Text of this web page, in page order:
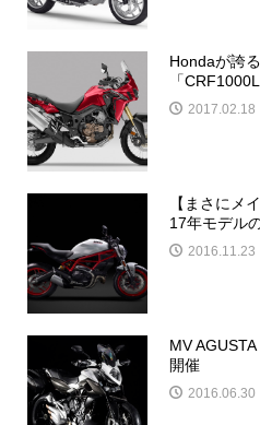
Hondaが誇
「CRF1000L
2017.02.18
【まさにメ
17年モデルの
2016.11.23
MV
開催
2016.06.30